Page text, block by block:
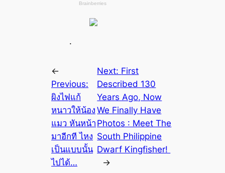
.
←
Previous:
ผิงไฟแก้
หนาวให้น้อง
แมว หันหน้า
มาอีกที ไหง
เป็นแบบนั้น
ไปได้…
Next: First
Described 130
Years Ago, Now
We Finally Have
Photos : Meet The
South Philippine
Dwагf Kingfisher!
→